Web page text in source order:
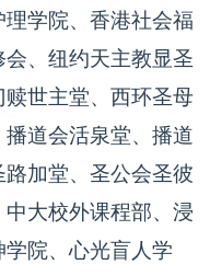
学院、香港社会福
、纽约天主教显圣
世主堂、西环圣母
道会活泉堂、播道
加堂、圣公会圣彼
大校外课程部、浸
院、心光盲人学